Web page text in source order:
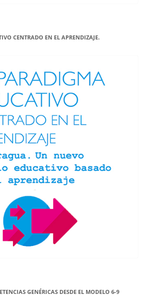
CENTRADO EN EL APRENDIZAJE.
GENÉRICAS DESDE EL MODELO 6-9